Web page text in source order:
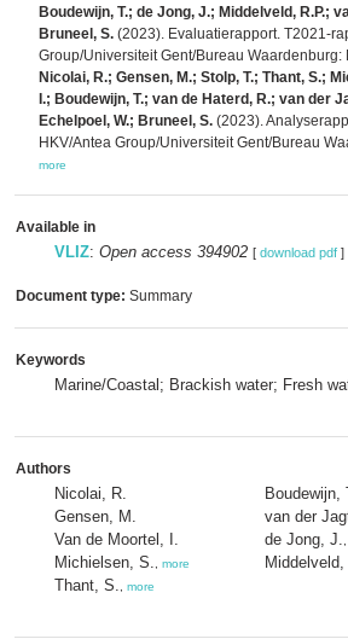
Boudewijn, T.; de Jong, J.; Middelveld, R.P.;
Bruneel, S. (2023). Evaluatierapport. T2021-
Group/Universiteit Gent/Bureau
Nicolai, R.; Gensen, M.; Stolp, T.; Thant, S.;
I.; Boudewijn, T.; van de Haterd, R.; van der
Echelpoel, W.; Bruneel, S. (2023).
HKV/Antea Group/Universiteit Gent/Bureau
more
Available in
VLIZ: Open access 394902 [ download pdf ]
Document type: Summary
Keywords
Marine/Coastal; Brackish water; Fresh
Authors
Nicolai, R.
Gensen, M.
Van de Moortel, I.
Michielsen, S.
more
Thant, S. more
Boudewijn,
van der
de Jong, J.
Middelveld,